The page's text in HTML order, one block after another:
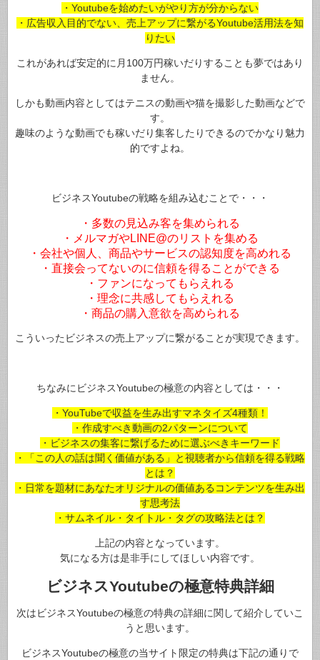
・Youtubeを始めたいがやり方が分からない
・広告収入目的でない、売上アップに繋がるYoutube活用法を知
りたい
これがあれば安定的に月100万円稼いだりすることも夢ではあり
ません。
しかも動画内容としてはテニスの動画や猫を撮影した動画などで
す。
趣味のような動画でも稼いだり集客したりできるのでかなり魅力
的ですよね。
ビジネスYoutubeの戦略を組み込むことで・・・
・多数の見込み客を集められる
・メルマガやLINE@のリストを集める
・会社や個人、商品やサービスの認知度を高めれる
・直接会ってないのに信頼を得ることができる
・ファンになってもらえれる
・理念に共感してもらえれる
・商品の購入意欲を高められる
こういったビジネスの売上アップに繋がることが実現できます。
ちなみにビジネスYoutubeの極意の内容としては・・・
・YouTubeで収益を生み出すマネタイズ4種類！
・作成すべき動画の2パターンについて
・ビジネスの集客に繋げるために選ぶべきキーワード
・「この人の話は聞く価値がある」と視聴者から信頼を得る戦略
とは？
・日常を題材にあなたオリジナルの価値あるコンテンツを生み出
す思考法
・サムネイル・タイトル・タグの攻略法とは？
上記の内容となっています。
気になる方は是非手にしてほしい内容です。
ビジネスYoutubeの極意特典詳細
次はビジネスYoutubeの極意の特典の詳細に関して紹介していこ
うと思います。
ビジネスYoutubeの極意の当サイト限定の特典は下記の通りで